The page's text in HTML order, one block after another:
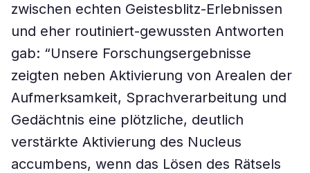
zwischen echten Geistesblitz-Erlebnissen
und eher routiniert-gewussten Antworten
gab: “Unsere Forschungsergebnisse
zeigten neben Aktivierung von Arealen der
Aufmerksamkeit, Sprachverarbeitung und
Gedächtnis eine plötzliche, deutlich
verstärkte Aktivierung des Nucleus
accumbens, wenn das Lösen des Rätsels